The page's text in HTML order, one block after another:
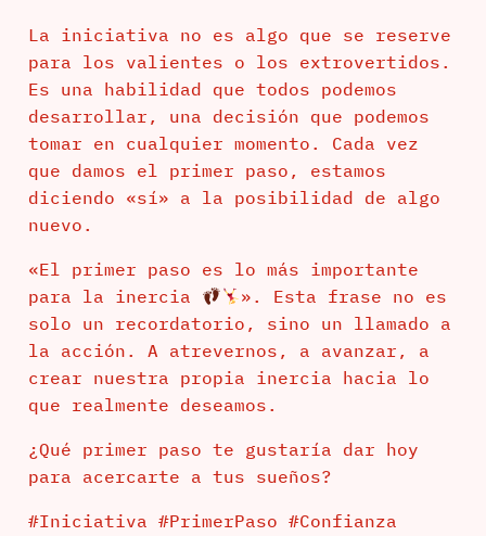
La iniciativa no es algo que se reserve
para los valientes o los extrovertidos.
Es una habilidad que todos podemos
desarrollar, una decisión que podemos
tomar en cualquier momento. Cada vez
que damos el primer paso, estamos
diciendo «sí» a la posibilidad de algo
nuevo.
«El primer paso es lo más importante
para la inercia
». Esta frase no es
solo un recordatorio, sino un llamado a
la acción. A atrevernos, a avanzar, a
crear nuestra propia inercia hacia lo
que realmente deseamos.
¿Qué primer paso te gustaría dar hoy
para acercarte a tus sueños?
#Iniciativa #PrimerPaso #Confianza